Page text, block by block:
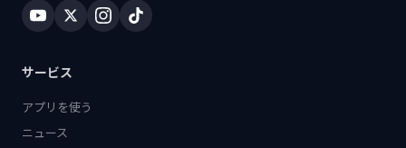
サービス
アプリを使う
ニュース